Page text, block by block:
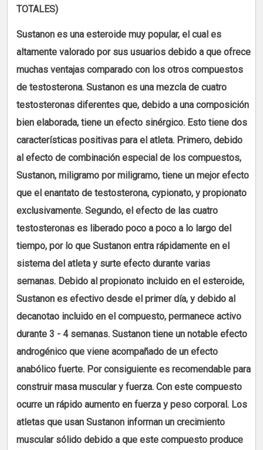
TOTALES)
Sustanon es una esteroide muy popular, el cual es
altamente valorado por sus usuarios debido a que ofrece
muchas ventajas comparado con los otros compuestos
de testosterona. Sustanon es una mezcla de cuatro
testosteronas diferentes que, debido a una composición
bien elaborada, tiene un efecto sinérgico. Esto tiene dos
características positivas para el atleta. Primero, debido
al efecto de combinación especial de los compuestos,
Sustanon, miligramo por miligramo, tiene un mejor efecto
que el enantato de testosterona, cypionato, y propionato
exclusivamente. Segundo, el efecto de las cuatro
testosteronas es liberado poco a poco a lo largo del
tiempo, por lo que Sustanon entra rápidamente en el
sistema del atleta y surte efecto durante varias
semanas. Debido al propionato incluido en el esteroide,
Sustanon es efectivo desde el primer día, y debido al
decanotao incluido en el compuesto, permanece activo
durante 3 - 4 semanas. Sustanon tiene un notable efecto
androgénico que viene acompañado de un efecto
anabólico fuerte. Por consiguiente es recomendable para
construir masa muscular y fuerza. Con este compuesto
ocurre un rápido aumento en fuerza y peso corporal. Los
atletas que usan Sustanon informan un crecimiento
muscular sólido debido a que este compuesto produce